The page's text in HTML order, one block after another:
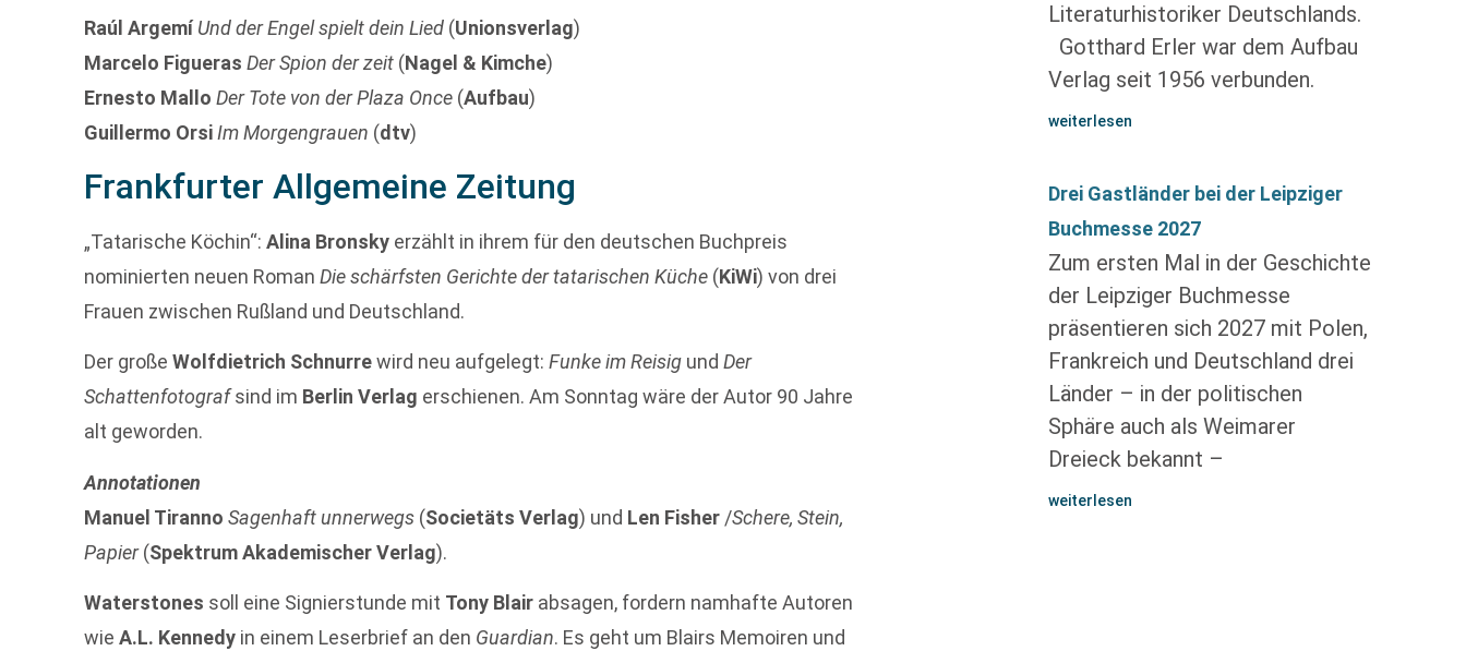
Raúl Argemí Und der Engel spielt dein Lied (Unionsverlag)
Marcelo Figueras Der Spion der zeit (Nagel & Kimche)
Ernesto Mallo Der Tote von der Plaza Once (Aufbau)
Guillermo Orsi Im Morgengrauen (dtv)
Frankfurter Allgemeine Zeitung
„Tatarische Köchin“:Alina Bronsky erzählt in ihrem für den deutschen Buchpreis
nominierten neuen RomanDie schärfsten Gerichte der tatarischen Küche (KiWi) von drei
Frauen zwischen Rußland und Deutschland.
Der großeWolfdietrich Schnurrewird neu aufgelegt:Funke im Reisig undDer
Schattenfotografsind im Berlin Verlag erschienen. Am Sonntag wäre der Autor 90 Jahre
alt geworden.
Annotationen
Manuel Tiranno Sagenhaft unnerwegs (Societäts Verlag) und Len Fisher /Schere, Stein,
Papier(Spektrum Akademischer Verlag).
Waterstones soll eine Signierstunde mit Tony Blair absagen, fordern namhafte Autoren
wieA.L. Kennedy in einem Leserbrief an den Guardian. Es geht um Blairs Memoiren und
Literaturhistoriker Deutschlands.
Gotthard Erler war dem Aufbau
Verlag seit 1956 verbunden.
weiterlesen
Drei Gastländer bei der Leipziger
Buchmesse 2027
Zum ersten Mal in der Geschichte
der Leipziger Buchmesse
präsentieren sich 2027 mit Polen,
Frankreich und Deutschland drei
Länder – in der politischen
Sphäre auch als Weimarer
Dreieck bekannt –
weiterlesen